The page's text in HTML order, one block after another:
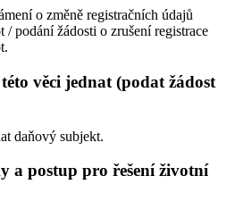
o změně registračních údajů
podání žádosti o zrušení registrace
věci jednat (podat žádost
daňový subjekt.
a postup pro řešení životní